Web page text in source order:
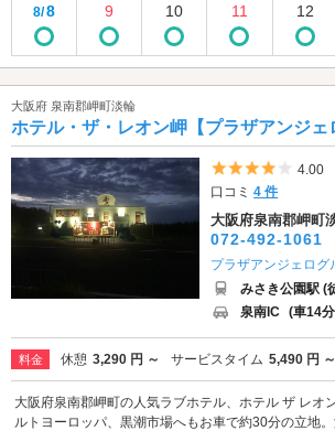
8/8 9 10 11 12
大阪府 泉南郡岬町淡輪
ホテル・ザ・レオン岬【プラザアンジェ
5つ星
4.00
口コミ4 件
大阪府泉南郡岬町
072-492-1061
プラザアンジェログ
みさき公園駅 (
泉南IC (車14
料金 休憩 3,290 円 ～ サービスタイム 5,490 円 ～
大阪府泉南郡岬町の人気ラブホテル、ホテル ザ レオ
ルトヨーロッパ、黒潮市場へもお車で約30分の立地